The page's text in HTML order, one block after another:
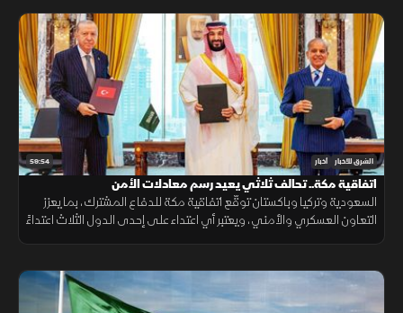
59:54 الشرق للأخبار أخبار
اتفاقية مكة.. تحالف ثلاثي يعيد رسم معادلات الأمن
السعودية وتركيا وباكستان توقّع اتفاقية مكة للدفاع المشترك، بما يعزز
التعاون العسكري والأمني، ويعتبر أي اعتداء على إحدى الدول الثلاث اعتداءً